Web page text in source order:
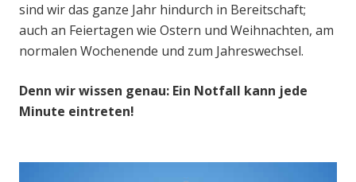
sind wir das ganze Jahr hindurch in Bereitschaft;
auch an Feiertagen wie Ostern und Weihnachten, am
normalen Wochenende und zum Jahreswechsel.
Denn wir wissen genau: Ein Notfall kann jede
Minute eintreten!